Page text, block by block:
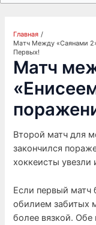
Главная
Матч Между «Саянами
Первых!
Матч
Второй матч для
закончился
хоккеисты увезли
Если первый
обилием забитых
более вязкой.